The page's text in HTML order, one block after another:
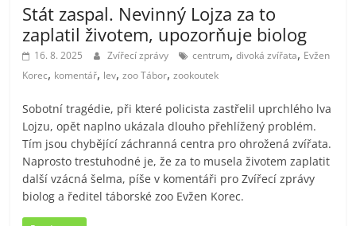
Stát zaspal. Nevinný Lojza za to
zaplatil životem, upozorňuje biolog
16. 8. 2025 Zvířecí zprávy centrum,divoká zvířata, Evžen
Korec, komentář, lev,zoo Tábor,zookoutek
Sobotní tragédie, při které policista zastřelil uprchlého lva
Lojzu, opět naplno ukázala dlouho přehlížený problém.
Tím jsou chybějící záchranná centra pro ohrožená zvířata.
Naprosto trestuhodné je, že za to musela životem zaplatit
další vzácná šelma, píše v komentáři pro Zvířecí zprávy
biolog a ředitel táborské zoo Evžen Korec.